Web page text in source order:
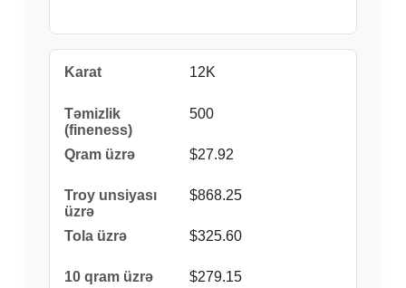
12K
500
$27.92
$868.25
$325.60
$279.15